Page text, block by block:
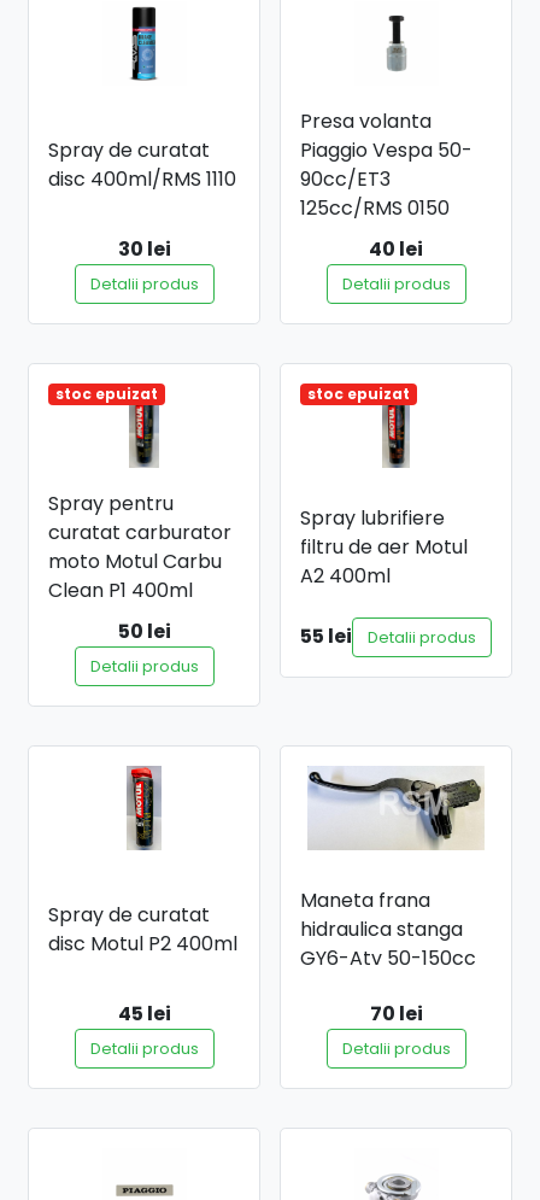
Spray de curatat
disc 400ml/RMS 1110
30 lei
Detalii produs
Presa volanta
Piaggio Vespa 50-
90cc/ET3
125cc/RMS 0150
40 lei
Detalii produs
stoc epuizat
Spray pentru
curatat carburator
moto Motul Carbu
Clean P1 400ml
50 lei
Detalii produs
stoc epuizat
Spray lubrifiere
filtru de aer Motul
A2 400ml
55 lei Detalii produs
Spray de curatat
disc Motul P2 400ml
45 lei
Detalii produs
Maneta frana
hidraulica stanga
GY6-Atv 50-150cc
70 lei
Detalii produs